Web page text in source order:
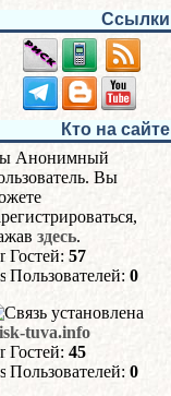
Ссылки
Кто на сайте
Анонимный
Вы
здесь.
Гостей: 57
Пользователей: 0
tuva.info
Гостей: 45
Пользователей: 0